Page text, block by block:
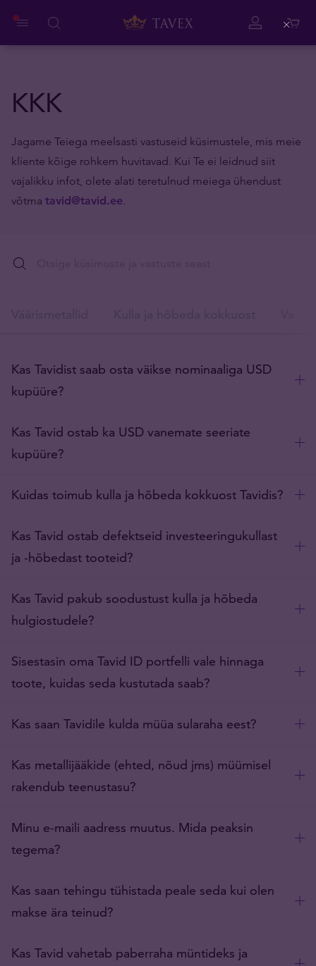
KKK
Jagame Teiega meelsasti vastuseid küsimustele, mis meie
kliente kõige rohkem huvitavad. Kui Te ei leidnud siit
vajalikku infot, olete alati teretulnud meiega ühendust
võtma tavid@tavid.ee.
Kas Tavidist saab osta väikse nominaaliga USD
kupüüre?
Kas Tavid ostab ka USD vanemate seeriate
kupüüre?
Kuidas toimub kulla ja hõbeda kokkuost Tavidis?
Kas Tavid ostab defektseid investeeringukullast
ja -hõbedast tooteid?
Kas Tavid pakub soodustust kulla ja hõbeda
hulgiostudele?
Sisestasin oma Tavid ID portfelli vale hinnaga
toote, kuidas seda kustutada saab?
Kas saan Tavidile kulda müüa sularaha eest?
Kas metallijääkide (ehted, nõud jms) müümisel
rakendub teenustasu?
Minu e-maili aadress muutus. Mida peaksin
tegema?
Kas saan tehingu tühistada peale seda kui olen
makse ära teinud?
Kas Tavid vahetab paberraha müntideks ja
Close